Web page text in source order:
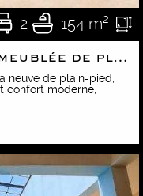
2 154 m²
Charmante villa neuve meublée de plain-pied
neuve de plain-pied,
confort moderne,